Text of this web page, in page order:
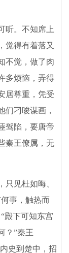
。不知席上
觉得有着落又
不觉，做了肉
多烦恼，弄得
居尊重，凭受
们刁唆谋画，
驾陷，要唐帝
秦王僚属，无
见杜如晦、
事，触热而
殿下可知东宫
？”秦王
史到楚中，招